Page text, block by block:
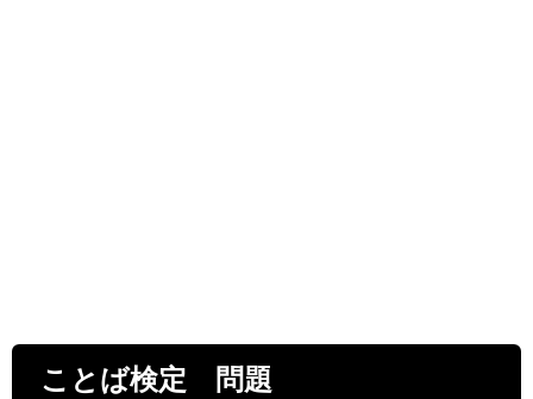
ことば検定 問題